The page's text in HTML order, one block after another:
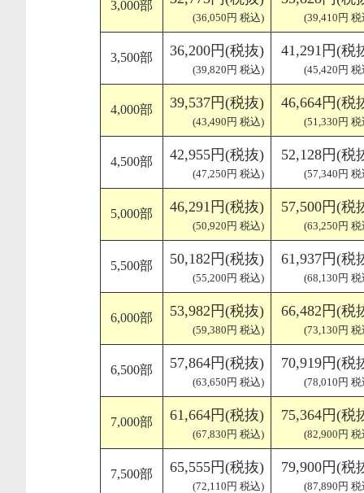
3,000部
(36,050円 税込) (39,410円 税
3,500部 36,200円(税抜)
(39,820円 税込)
41,291円(税
(45,420円 税
4,000部 39,537円(税抜)
(43,490円 税込)
46,664円(税
(51,330円 税
4,500部 42,955円(税抜)
(47,250円 税込)
52,128円(税
(57,340円 税
5,000部 46,291円(税抜)
(50,920円 税込)
57,500円(税
(63,250円 税
5,500部 50,182円(税抜)
(55,200円 税込)
61,937円(税
(68,130円 税
6,000部 53,982円(税抜)
(59,380円 税込)
66,482円(税
(73,130円 税
6,500部 57,864円(税抜)
(63,650円 税込)
70,919円(税
(78,010円 税
7,000部 61,664円(税抜)
(67,830円 税込)
75,364円(税
(82,900円 税
7,500部 65,555円(税抜)
(72,110円 税込)
79,900円(税
(87,890円 税